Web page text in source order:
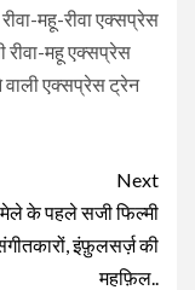
महू-रीवा एक्सप्रेस
रीवा-महू एक्सप्रेस
वाली एक्सप्रेस ट्रेन
Next
मेले के पहले सजी फिल्मी
इंफ़ुलसर्ज़ की
महफ़िल..